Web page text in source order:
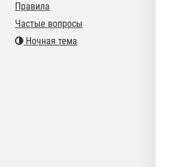
Правила
Частые вопросы
Ночная тема